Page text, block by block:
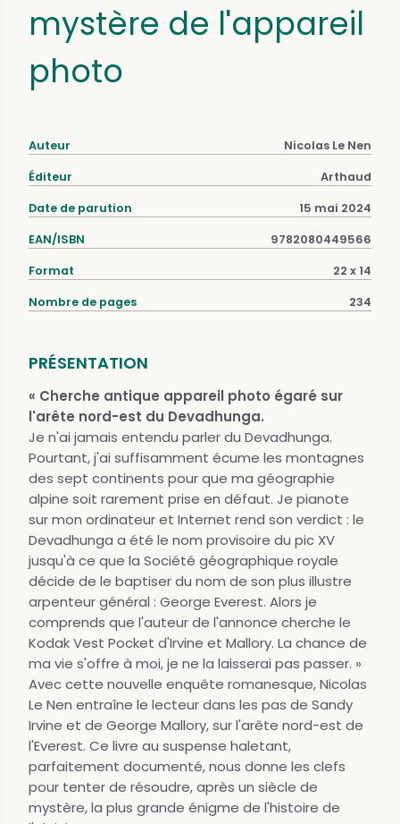
mystère de l'appareil
photo
Auteur Nicolas Le Nen
Éditeur Arthaud
Date de parution 15 mai 2024
EAN/ISBN 9782080449566
Format 22 x 14
Nombre de pages 234
PRÉSENTATION
« Cherche antique appareil photo égaré sur
l'arête nord-est du Devadhunga.
Je n'ai jamais entendu parler du Devadhunga.
Pourtant, j'ai suffisamment écume les montagnes
des sept continents pour que ma géographie
alpine soit rarement prise en défaut. Je pianote
sur mon ordinateur et Internet rend son verdict : le
Devadhunga a été le nom provisoire du pic XV
jusqu'à ce que la Société géographique royale
décide de le baptiser du nom de son plus illustre
arpenteur général : George Everest. Alors je
comprends que l'auteur de l'annonce cherche le
Kodak Vest Pocket d'Irvine et Mallory. La chance de
ma vie s'offre à moi, je ne la laisserai pas passer. »
Avec cette nouvelle enquête romanesque, Nicolas
Le Nen entraîne le lecteur dans les pas de Sandy
Irvine et de George Mallory, sur l'arête nord-est de
l'Everest. Ce livre au suspense haletant,
parfaitement documenté, nous donne les clefs
pour tenter de résoudre, après un siècle de
mystère, la plus grande énigme de l'histoire de